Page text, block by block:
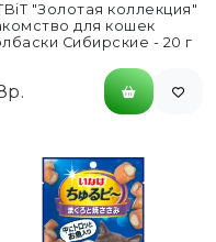
"Золотая коллекция"
для кошек
Сибирские - 20 г